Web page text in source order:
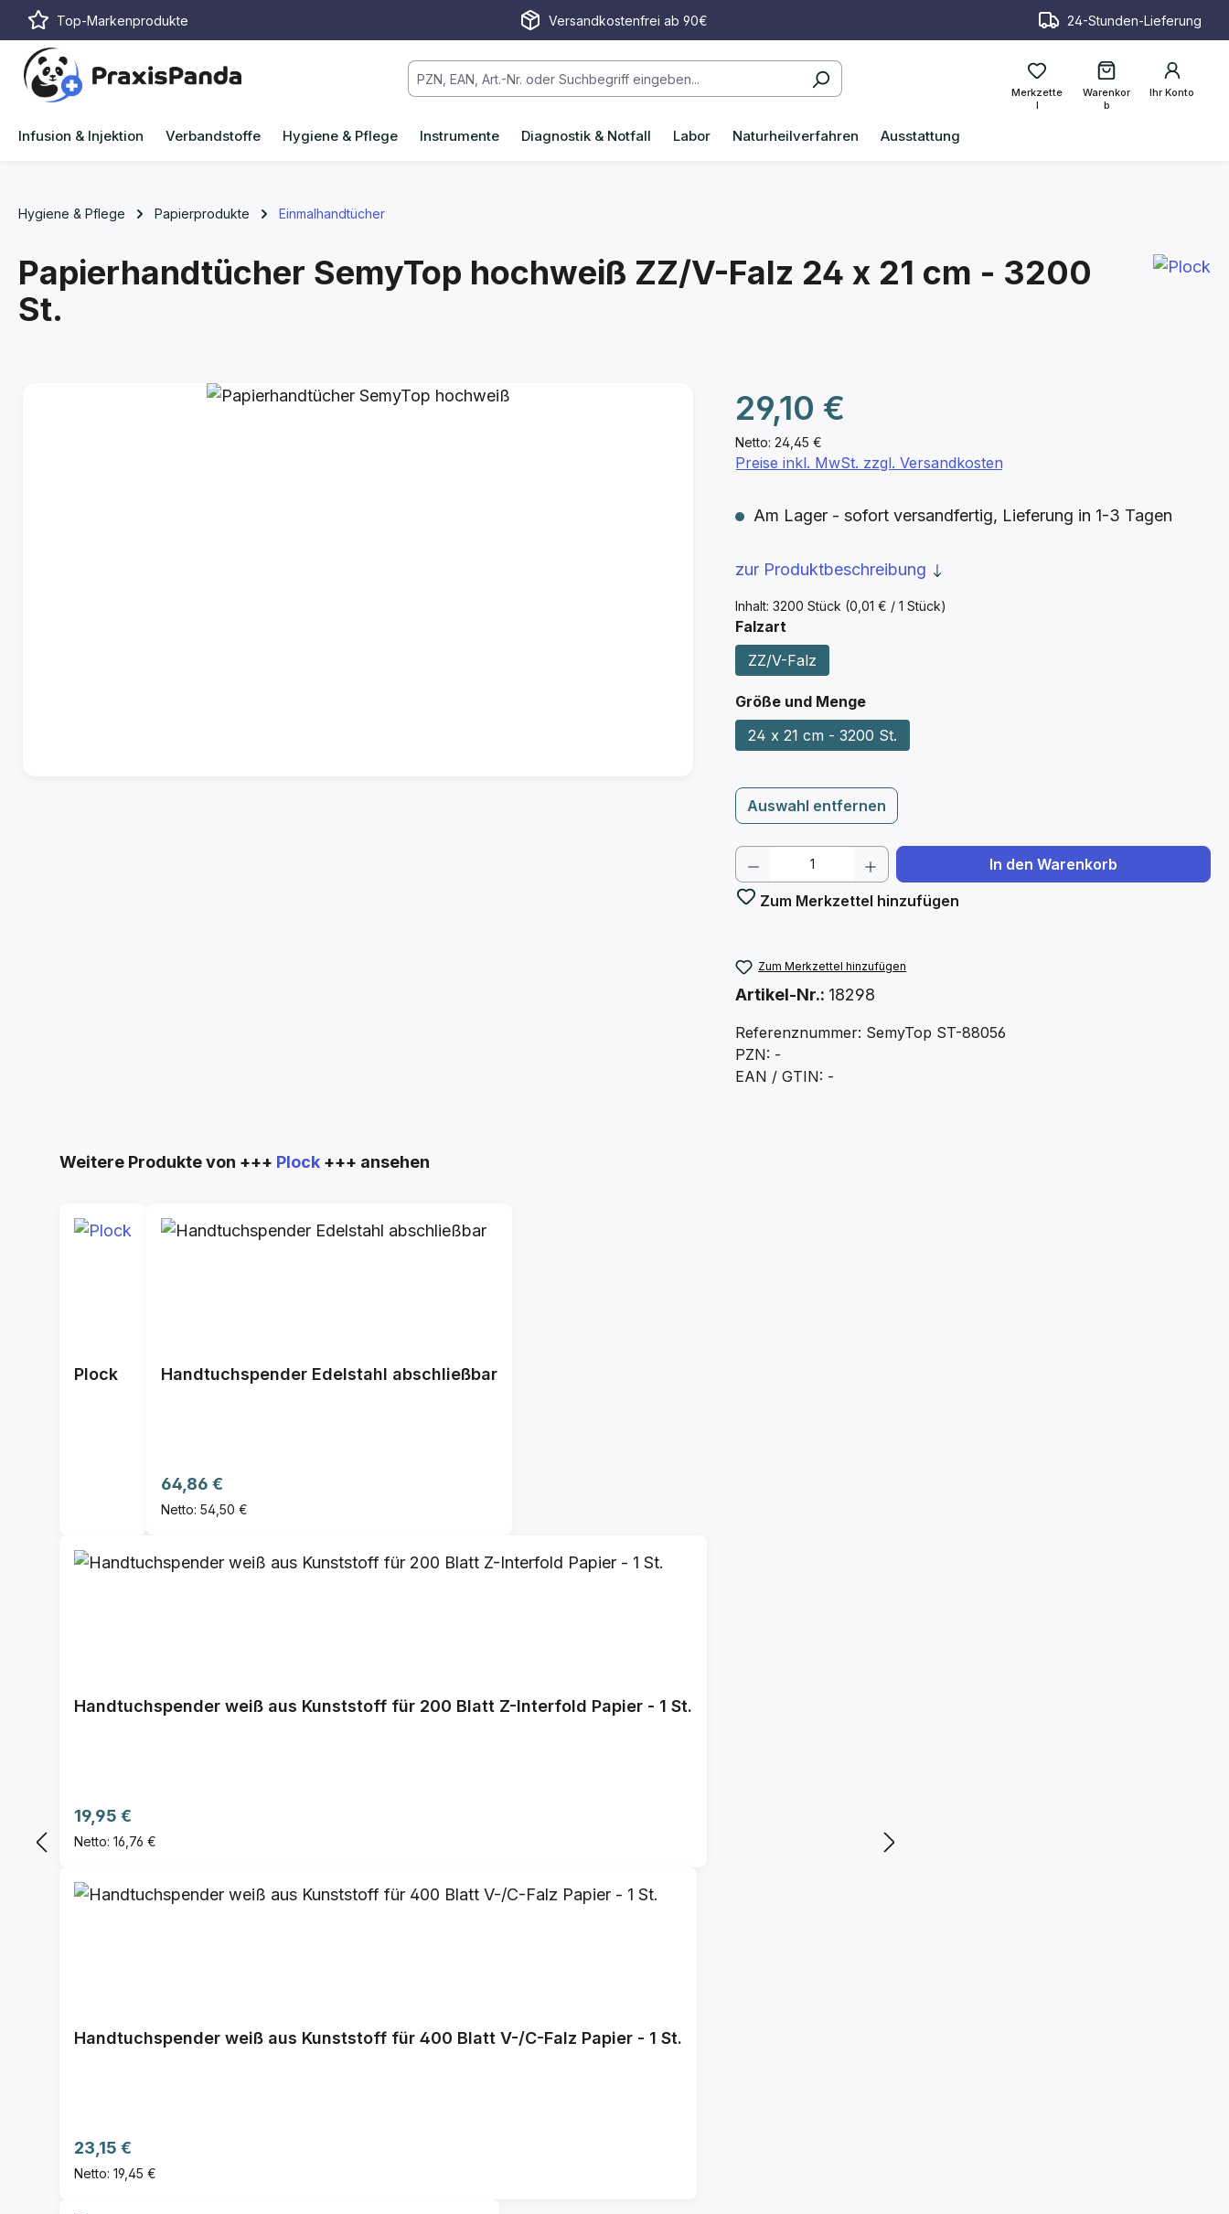
Hauptinhalt springen
Zur Suche springen
Zur Hauptnavigation springen
Top-Markenprodukte Versandkostenfrei ab 90€ 24-Stunden-Lieferung
Merkzette
l
Ihr Konto
Warenkor
b
Infusion & Injektion Verbandstoffe Hygiene & Pflege Instrumente Diagnostik & Notfall Labor Naturheilverfahren Ausstattung
Hygiene & Pflege Papierprodukte Einmalhandtücher
Papierhandtücher SemyTop hochweiß ZZ/V-Falz 24 x 21 cm - 3200
St.
Bildergalerie überspringen
Netto: 24,45 €
Regulärer Preis:
29,10 €
Inhalt: 3200 Stück (0,01 € / 1 Stück)
Preise inkl. MwSt. zzgl. Versandkosten
Am Lager - sofort versandfertig, Lieferung in 1-3 Tagen
zur Produktbeschreibung
Falzart
ZZ/V-Falz
Größe und Mengeauswählen
24 x 21 cm - 3200 St.
Auswahl entfernen
Produkt Anzahl: Gib den gewünschten Wert
In den Warenkorb
Zum Merkzettel hinzufügen
Zum Merkzettel hinzufügen
Artikel-Nr.: 18298
Referenznummer: SemyTop ST-88056
PZN: -
EAN / GTIN: -
Produktgalerie überspringen
Weitere Produkte von +++ Plock +++ ansehen
Plock Handtuchspender Edelstahl abschließbar
Regulärer Preis:
64,86 €
Netto: 54,50 €
Handtuchspender weiß aus Kunststoff für 200 Blatt Z-Interfold Papier - 1 St.
Regulärer Preis:
19,95 €
Netto: 16,76 €
Handtuchspender weiß aus Kunststoff für 400 Blatt V-/C-Falz Papier - 1 St.
Regulärer Preis:
23,15 €
Netto: 19,45 €